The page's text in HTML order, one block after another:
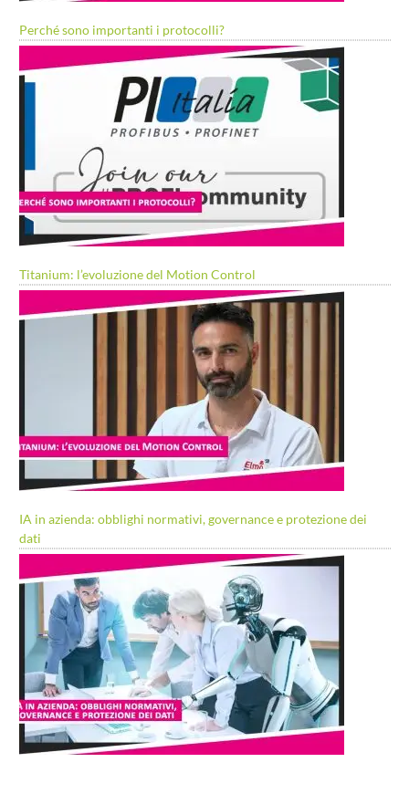
Perché sono importanti i protocolli?
Titanium: l’evoluzione del Motion Control
IA in azienda: obblighi normativi, governance e protezione dei
dati